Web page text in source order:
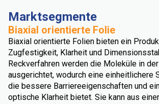
Marktsegmente
Biaxial orientierte Folie
Biaxial orientierte Folien bieten ein
Zugfestigkeit, Klarheit und
Reckverfahren werden die Moleküle in
ausgerichtet, wodurch eine einheitlichere
die bessere Barriereeigenschaften und
optische Klarheit bietet. Sie kann aus